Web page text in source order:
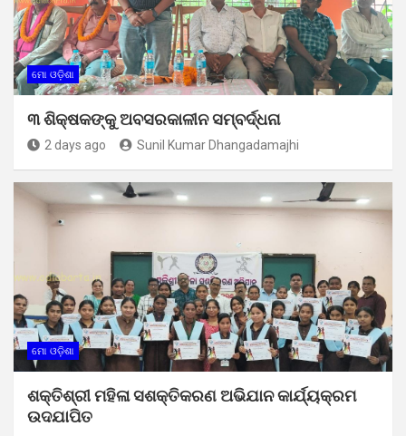
ମୋ ଓଡ଼ିଶା
୩ ଶିକ୍ଷକଙ୍କୁ ଅବସରକାଳୀନ ସମ୍ବର୍ଦ୍ଧନା
2 days ago Sunil Kumar Dhangadamajhi
ମୋ ଓଡ଼ିଶା
ଶକ୍ତିଶ୍ରୀ ମହିଳା ସଶକ୍ତିକରଣ ଅଭିଯାନ କାର୍ଯ୍ୟକ୍ରମ
ଉଦଯାପିତ